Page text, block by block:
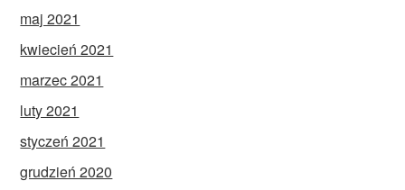
maj 2021
kwiecień 2021
marzec 2021
luty 2021
styczeń 2021
grudzień 2020